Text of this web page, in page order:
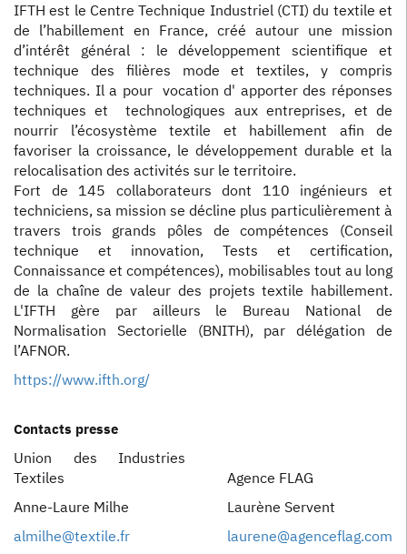
IFTH est le Centre Technique Industriel (CTI) du textile et
de l’habillement en France, créé autour une mission
d’intérêt général : le développement scientifique et
technique des filières mode et textiles, y compris
techniques. Il a pour vocation d' apporter des réponses
techniques et technologiques aux entreprises, et de
nourrir l’écosystème textile et habillement afin de
favoriser la croissance, le développement durable et la
relocalisation des activités sur le territoire.
Fort de 145 collaborateurs dont 110 ingénieurs et
techniciens, sa mission se décline plus particulièrement à
travers trois grands pôles de compétences (Conseil
technique et innovation, Tests et certification,
Connaissance et compétences), mobilisables tout au long
de la chaîne de valeur des projets textile habillement.
L'IFTH gère par ailleurs le Bureau National de
Normalisation Sectorielle (BNITH), par délégation de
l’AFNOR.
https://www.ifth.org/
Contacts presse
Union des Industries
Textiles
Anne-Laure Milhe
almilhe@textile.fr
Agence FLAG
Laurène Servent
laurene@agenceflag.com